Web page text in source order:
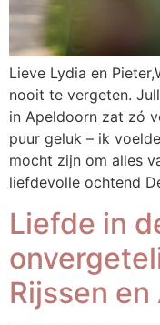
Lieve Lydia en
nooit te vergeten.
in Apeldoorn zat zó
puur geluk – ik
mocht zijn om alles
liefdevolle ochtend
Liefde in
Rijssen